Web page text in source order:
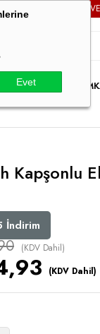
Evet
3000TL VE
PARTY WEAR İNDİRİM
Kapşonlu
İndirim
(KDV Dahil)
(KDV Dahil)